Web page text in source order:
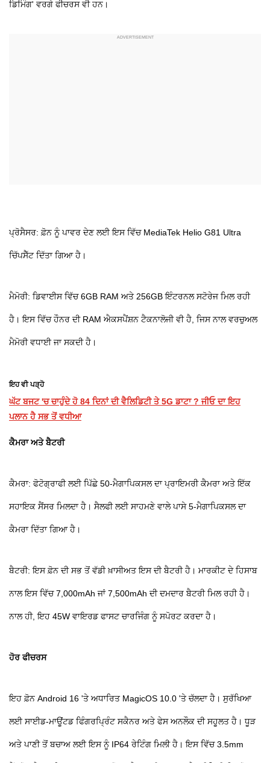
ਡਿਮਿੰਗ' ਵਰਗੇ ਫੀਚਰਸ ਵੀ ਹਨ।
ਪ੍ਰੋਸੈਸਰ: ਫ਼ੋਨ ਨੂੰ ਪਾਵਰ ਦੇਣ ਲਈ ਇਸ ਵਿੱਚ MediaTek Helio G81 Ultra
ਚਿੱਪਸੈੱਟ ਦਿੱਤਾ ਗਿਆ ਹੈ।
ਮੈਮੋਰੀ: ਡਿਵਾਈਸ ਵਿੱਚ 6GB RAM ਅਤੇ 256GB ਇੰਟਰਨਲ ਸਟੋਰੇਜ ਮਿਲ ਰਹੀ
ਹੈ। ਇਸ ਵਿੱਚ ਹੌਨਰ ਦੀ RAM ਐਕਸਪੈਂਸ਼ਨ ਟੈਕਨਾਲੋਜੀ ਵੀ ਹੈ, ਜਿਸ ਨਾਲ ਵਰਚੁਅਲ
ਮੈਮੋਰੀ ਵਧਾਈ ਜਾ ਸਕਦੀ ਹੈ।
ਇਹ ਵੀ ਪੜ੍ਹੋ
ਘੱਟ ਬਜਟ 'ਚ ਚਾਹੁੰਦੇ ਹੋ 84 ਦਿਨਾਂ ਦੀ ਵੈਲਿਡਿਟੀ ਤੇ 5G ਡਾਟਾ ? ਜੀਓ ਦਾ ਇਹ
ਪਲਾਨ ਹੈ ਸਭ ਤੋਂ ਵਧੀਆ
ਕੈਮਰਾ ਅਤੇ ਬੈਟਰੀ
ਕੈਮਰਾ: ਫੋਟੋਗ੍ਰਾਫੀ ਲਈ ਪਿੱਛੇ 50-ਮੈਗਾਪਿਕਸਲ ਦਾ ਪ੍ਰਾਇਮਰੀ ਕੈਮਰਾ ਅਤੇ ਇੱਕ
ਸਹਾਇਕ ਸੈਂਸਰ ਮਿਲਦਾ ਹੈ। ਸੈਲਫੀ ਲਈ ਸਾਹਮਣੇ ਵਾਲੇ ਪਾਸੇ 5-ਮੈਗਾਪਿਕਸਲ ਦਾ
ਕੈਮਰਾ ਦਿੱਤਾ ਗਿਆ ਹੈ।
ਬੈਟਰੀ: ਇਸ ਫ਼ੋਨ ਦੀ ਸਭ ਤੋਂ ਵੱਡੀ ਖ਼ਾਸੀਅਤ ਇਸ ਦੀ ਬੈਟਰੀ ਹੈ। ਮਾਰਕੀਟ ਦੇ ਹਿਸਾਬ
ਨਾਲ ਇਸ ਵਿੱਚ 7,000mAh ਜਾਂ 7,500mAh ਦੀ ਦਮਦਾਰ ਬੈਟਰੀ ਮਿਲ ਰਹੀ ਹੈ।
ਨਾਲ ਹੀ, ਇਹ 45W ਵਾਇਰਡ ਫਾਸਟ ਚਾਰਜਿੰਗ ਨੂੰ ਸਪੋਰਟ ਕਰਦਾ ਹੈ।
ਹੋਰ ਫੀਚਰਸ
ਇਹ ਫ਼ੋਨ Android 16 'ਤੇ ਅਧਾਰਿਤ MagicOS 10.0 'ਤੇ ਚੱਲਦਾ ਹੈ। ਸੁਰੱਖਿਆ
ਲਈ ਸਾਈਡ-ਮਾਊਂਟਡ ਫਿੰਗਰਪ੍ਰਿੰਟ ਸਕੈਨਰ ਅਤੇ ਫੇਸ ਅਨਲੌਕ ਦੀ ਸਹੂਲਤ ਹੈ। ਧੂੜ
ਅਤੇ ਪਾਣੀ ਤੋਂ ਬਚਾਅ ਲਈ ਇਸ ਨੂੰ IP64 ਰੇਟਿੰਗ ਮਿਲੀ ਹੈ। ਇਸ ਵਿੱਚ 3.5mm